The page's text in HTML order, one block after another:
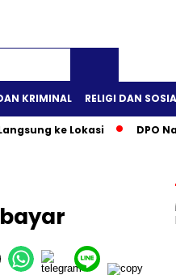
KRIMINAL RELIGI DAN
ke Lokasi DPO